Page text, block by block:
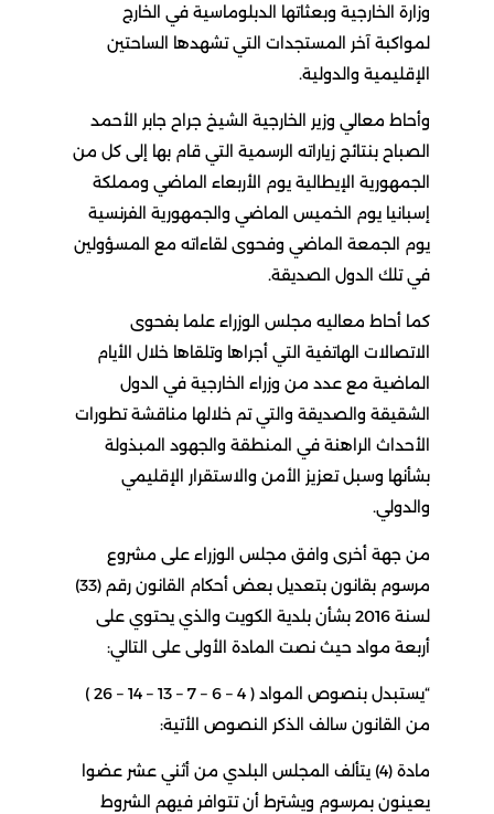
وزارة الخارجية وبعثاتها الدبلوماسية في الخارج
لمواكبة آخر المستجدات التي تشهدها الساحتين
الإقليمية والدولية.
وأحاط معالي وزير الخارجية الشيخ جراح جابر الأحمد
الصباح بنتائج زياراته الرسمية التي قام بها إلى كل من
الجمهورية الإيطالية يوم الأربعاء الماضي ومملكة
إسبانيا يوم الخميس الماضي والجمهورية الفرنسية
يوم الجمعة الماضي وفحوى لقاءاته مع المسؤولين
في تلك الدول الصديقة.
كما أحاط معاليه مجلس الوزراء علما بفحوى
الاتصالات الهاتفية التي أجراها وتلقاها خلال الأيام
الماضية مع عدد من وزراء الخارجية في الدول
الشقيقة والصديقة والتي تم خلالها مناقشة تطورات
الأحداث الراهنة في المنطقة والجهود المبذولة
بشأنها وسبل تعزيز الأمن والاستقرار الإقليمي
والدولي.
من جهة أخرى وافق مجلس الوزراء على مشروع
مرسوم بقانون بتعديل بعض أحكام القانون رقم (33)
لسنة 2016 بشأن بلدية الكويت والذي يحتوي على
أربعة مواد حيث نصت المادة الأولى على التالي:
“يستبدل بنصوص المواد ( 4 – 6 – 7 – 13 – 14 – 26 )
من القانون سالف الذكر النصوص الأتية:
مادة (4) يتألف المجلس البلدي من أثني عشر عضوا
يعينون بمرسوم ويشترط أن تتوافر فيهم الشروط